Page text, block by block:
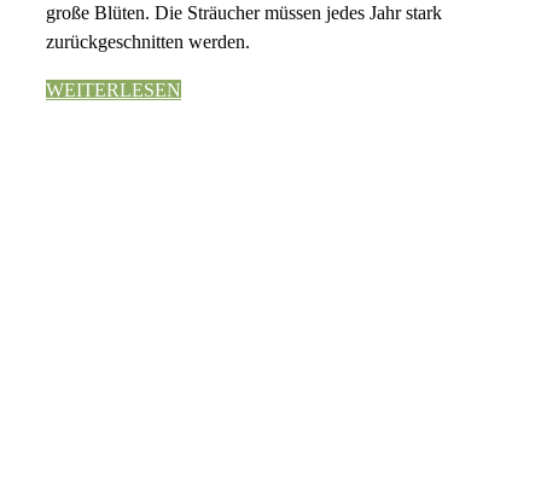
große Blüten. Die Sträucher müssen jedes Jahr stark
zurückgeschnitten werden.
WEITERLESEN